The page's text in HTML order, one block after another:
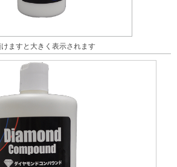
ますと大きく表示されます